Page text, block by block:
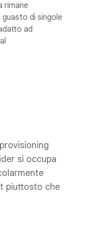
rimane
di singole
ad
si occupa
piuttosto che